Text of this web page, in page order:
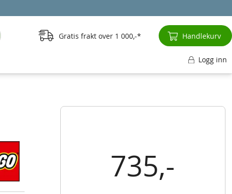
735,-
Gratis frakt over 1 000,- Handlekurv
Logg inn